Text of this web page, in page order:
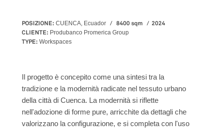
POSIZIONE: CUENCA, Ecuador 8400 sqm
2024
CLIENTE: Produbanco Promerica Group
TYPE: Workspaces
Il progetto è concepito come una sintesi tra la
tradizione e la modernità radicate nel tessuto urbano
della città di Cuenca. La modernità si riflette
nell'adozione di forme pure, arricchite da dettagli che
valorizzano la configurazione, e si completa con l'uso